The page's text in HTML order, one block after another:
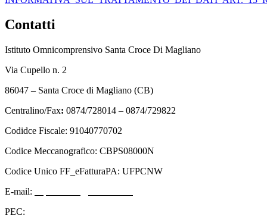
Contatti
Istituto Omnicomprensivo Santa Croce Di Magliano
Via Cupello n. 2
86047 – Santa Croce di Magliano (CB)
Centralino/Fax: 0874/728014 – 0874/729822
Codidce Fiscale: 91040770702
Codice Meccanografico: CBPS08000N
Codice Unico FF_eFatturaPA: UFPCNW
E-mail:
PEC: